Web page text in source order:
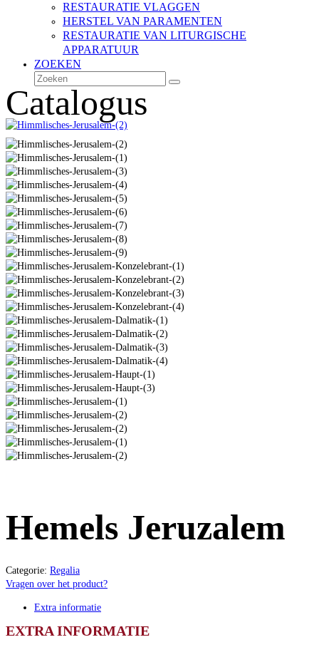
RESTAURATIE VLAGGEN
HERSTEL VAN PARAMENTEN
RESTAURATIE VAN LITURGISCHE
APPARATUUR
ZOEKEN
Zoeken
Verzenden
Catalogus
Hemels Jeruzalem
Categorie: Regalia
Vragen over het product?
Extra informatie
EXTRA INFORMATIE